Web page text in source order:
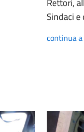
Rettori,
Sindaci e
continua